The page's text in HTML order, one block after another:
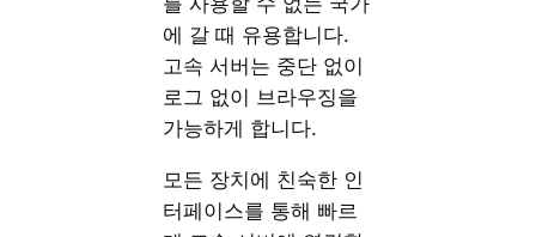
에 갈 때 유용합니다.
고속 서버는 중단 없이
로그 없이 브라우징을
가능하게 합니다.
모든 장치에 친숙한 인
터페이스를 통해 빠르